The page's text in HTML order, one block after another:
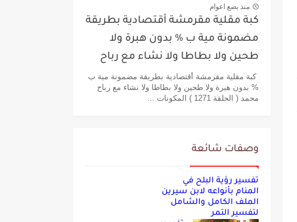
منذ بضع اعوام
كبة مقلية مقرمشة أقتصادية بطريقة
مضمونة مية ب % بدون هبرة ولا
طحين ولا بطاطا ولا نشاء مع رباح
محمد
كبة مقلية مقرمشة أقتصادية بطريقة مضمونة مية ب
% بدون هبرة ولا طحين ولا بطاطا ولا نشاء مع رباح
محمد ( الحلقة 1271 ) المكونات ...
وصفات شائعة
تفسير رؤية البلح في
المنام بأنواعه لابن سيرين
الملف الكامل والشامل
لتفسير التمر